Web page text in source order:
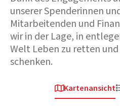
unserer Spenderinnen
Mitarbeitenden und
wir in der Lage, in
Welt Leben zu retten
schenken.
Kartenansicht